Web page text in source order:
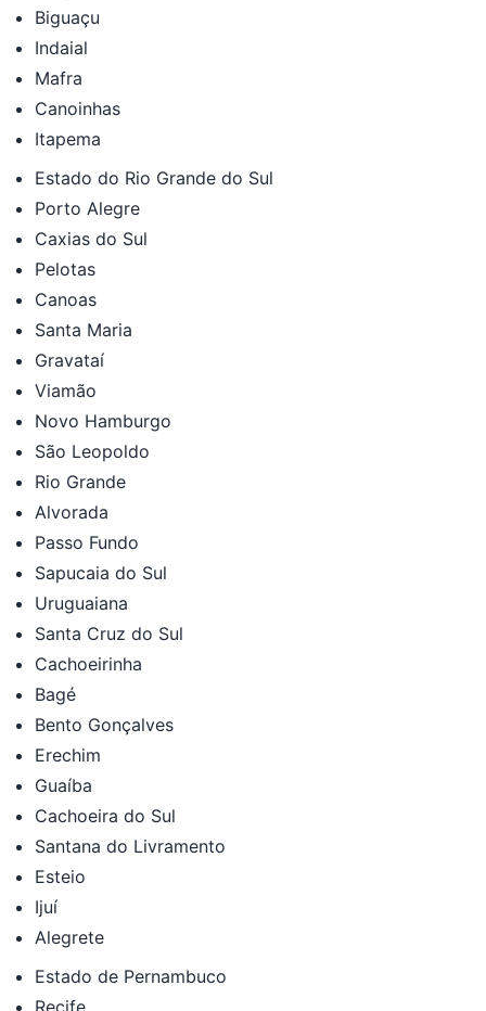
Biguaçu
Indaial
Mafra
Canoinhas
Itapema
Estado do Rio Grande do Sul
Porto Alegre
Caxias do Sul
Pelotas
Canoas
Santa Maria
Gravataí
Viamão
Novo Hamburgo
São Leopoldo
Rio Grande
Alvorada
Passo Fundo
Sapucaia do Sul
Uruguaiana
Santa Cruz do Sul
Cachoeirinha
Bagé
Bento Gonçalves
Erechim
Guaíba
Cachoeira do Sul
Santana do Livramento
Esteio
Ijuí
Alegrete
Estado de Pernambuco